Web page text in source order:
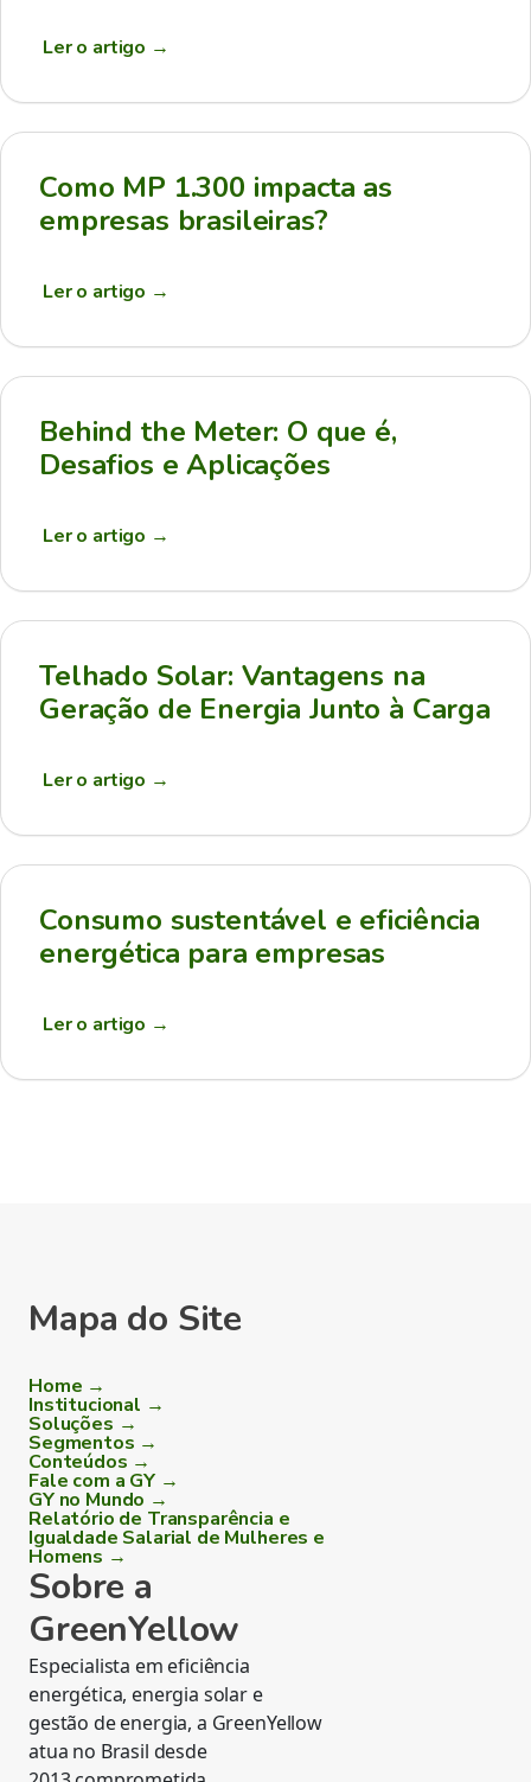
Ler o artigo →
Como MP 1.300 impacta as
empresas brasileiras?
Ler o artigo →
Behind the Meter: O que é,
Desafios e Aplicações
Ler o artigo →
Telhado Solar: Vantagens na
Geração de Energia Junto à Carga
Ler o artigo →
Consumo sustentável e eficiência
energética para empresas
Ler o artigo →
Mapa do Site
Home →
Institucional →
Soluções →
Segmentos →
Conteúdos →
Fale com a GY →
GY no Mundo →
Relatório de Transparência e
Igualdade Salarial de Mulheres e
Homens →
Sobre a
GreenYellow
Especialista em eficiência
energética, energia solar e
gestão de energia, a GreenYellow
atua no Brasil desde